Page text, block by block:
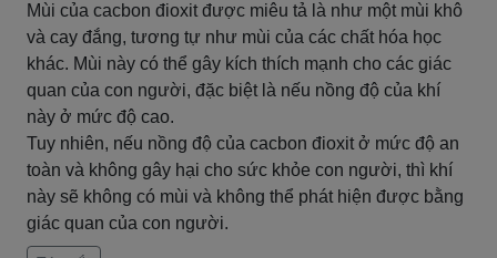
Mùi của cacbon đioxit được miêu tả là như một mùi khô
và cay đắng, tương tự như mùi của các chất hóa học
khác. Mùi này có thể gây kích thích mạnh cho các giác
quan của con người, đặc biệt là nếu nồng độ của khí
này ở mức độ cao.
Tuy nhiên, nếu nồng độ của cacbon đioxit ở mức độ an
toàn và không gây hại cho sức khỏe con người, thì khí
này sẽ không có mùi và không thể phát hiện được bằng
giác quan của con người.